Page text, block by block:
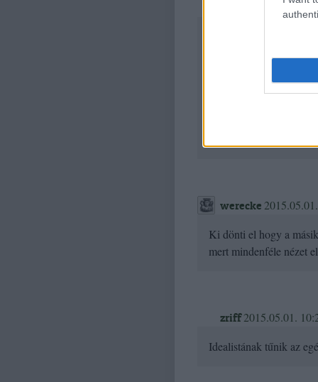
egységes
werecke
Ki dönti el hogy a
mert mindenféle nézet
zriff 2015.05.01.
Idealistának tűnik az